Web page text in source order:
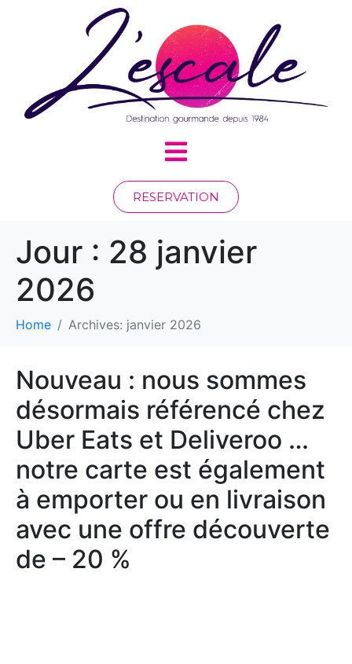
RESERVATION
Jour : 28 janvier
2026
Home Archives: janvier 2026
Nouveau : nous sommes
désormais référencé chez
Uber Eats et Deliveroo …
notre carte est également
à emporter ou en livraison
avec une offre découverte
de – 20 %